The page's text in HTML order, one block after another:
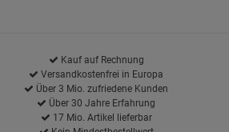
Kauf auf Rechnung
Versandkostenfrei in Europa
Über 3 Mio. zufriedene Kunden
Über 30 Jahre Erfahrung
17 Mio. Artikel lieferbar